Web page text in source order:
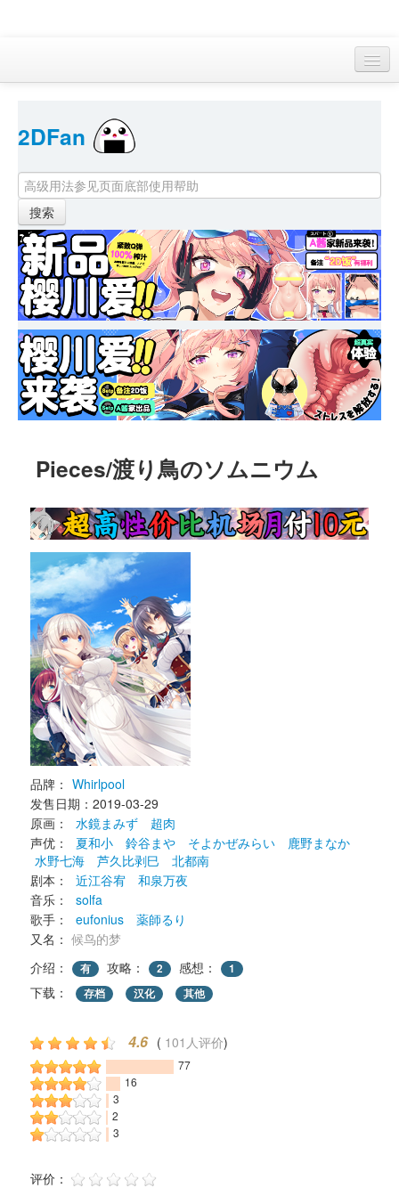
首页
找游戏
下资源
目录
本月新作
站内动态
小组
KF Online
2DFan
Pieces/渡り鳥のソムニウム
品牌： Whirlpool
发售日期：2019-03-29
原画：
水鏡まみず
超肉
声优：
夏和小 鈴谷まや そよかぜみらい
鹿野まなか
水野七海
芦久比剥巳
北都南
剧本：
近江谷宥
和泉万夜
音乐：
solfa
歌手：
eufonius
薬師るり
又名： 候鸟的梦
介绍：
有 攻略： 2 感想： 1
下载： 存档 汉化 其他
4.6 ( 101人评价)
77
16
3
2
3
评价：